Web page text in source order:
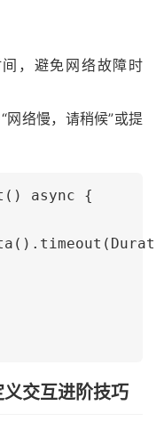
，避免网络故障时
网络慢，请稍候”或提
async {
交互进阶技巧